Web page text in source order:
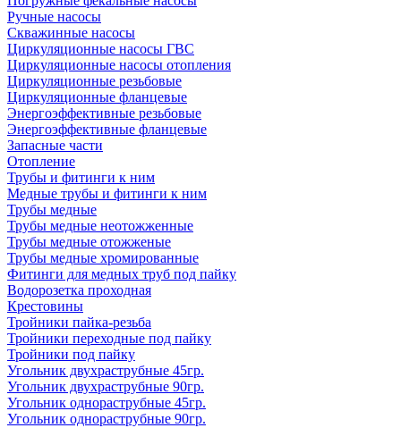
Ручные насосы
Скважинные насосы
Циркуляционные насосы ГВС
Циркуляционные насосы отопления
Циркуляционные резьбовые
Циркуляционные фланцевые
Энергоэффективные резьбовые
Энергоэффективные фланцевые
Запасные части
Отопление
Трубы и фитинги к ним
Медные трубы и фитинги к ним
Трубы медные
Трубы медные неотожженные
Трубы медные отожженые
Трубы медные хромированные
Фитинги для медных труб под пайку
Водорозетка проходная
Крестовины
Тройники пайка-резьба
Тройники переходные под пайку
Тройники под пайку
Угольник двухраструбные 45гр.
Угольник двухраструбные 90гр.
Угольник однораструбные 45гр.
Угольник однораструбные 90гр.